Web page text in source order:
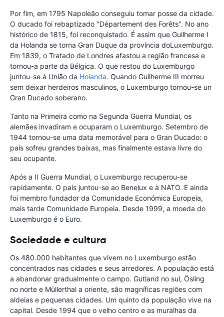
Por fim, em 1795 Napoleão conseguiu tomar posse da cidade.
O ducado foi rebaptizado "Département des Forêts". No ano
histórico de 1815, foi reconquistado. É assim que Guilherme I
da Holanda se torna Gran Duque da província doLuxemburgo.
Em 1839, o Tratado de Londres afastou a região francesa e
tornou-a parte da Bélgica. O que restou do Luxemburgo
juntou-se à União da Holanda. Quando Guilherme III morreu
sem deixar herdeiros masculinos, o Luxemburgo tornou-se un
Gran Ducado soberano.
Tanto na Primeira como na Segunda Guerra Mundial, os
alemães invadiram e ocuparam o Luxemburgo. Setembro de
1944 tornou-se uma data memorável para o Gran Ducado: o
país sofreu grandes baixas, mas finalmente estava livre do
seu ocupante.
Após a II Guerra Mundial, o Luxemburgo recuperou-se
rapidamente. O país juntou-se ao Benelux e à NATO. E ainda
foi membro fundador da Comunidade Económica Europeia,
mais tarde Comunidade Europeia. Desde 1999, a moeda do
Luxemburgo é o Euro.
Sociedade e cultura
Os 480.000 habitantes que vivem no Luxemburgo estão
concentrados nas cidades e seus arredores. A população está
a abandonar gradualmente o campo. Gutland no sul, Ösling
no norte e Müllerthal a oriente, são magníficas regiões com
aldeias e pequenas cidades. Um quinto da população vive na
capital. Desde 1994 que o velho centro e as muralhas da